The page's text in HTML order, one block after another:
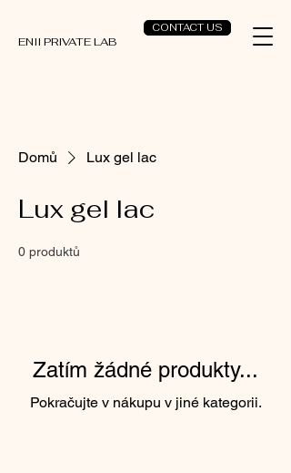
CONTACT US
ENII PRIVATE LAB
Domů Lux gel lac
Lux gel lac
0 produktů
Zatím žádné produkty...
Pokračujte v nákupu v jiné kategorii.